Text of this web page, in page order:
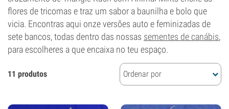
flores de tricomas e traz um sabor a baunilha e bolo que
vicia. Encontras aqui onze versões auto e feminizadas de
sete bancos, todas dentro das nossas sementes de canábis,
para escolheres a que encaixa no teu espaço.
11 produtos Ordenar por